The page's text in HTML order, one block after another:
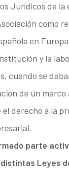
Jurídicos de la
como
en
y la
cuando se
de un marco
derecho a la
parte
Leyes